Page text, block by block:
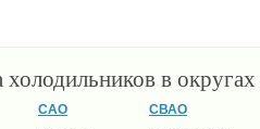
холодильников в
САО СВАО